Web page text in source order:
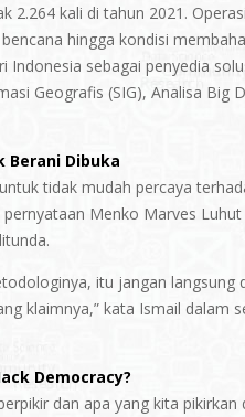
2.264 kali di tahun 2021.
hingga kondisi
sebagai penyedia
Geografis (SIG), Analisa Big
Berani Dibuka
tidak mudah percaya
Menko Marves
itu jangan langsung
klaimnya,” kata Ismail dalam
Democracy?
dan apa yang kita